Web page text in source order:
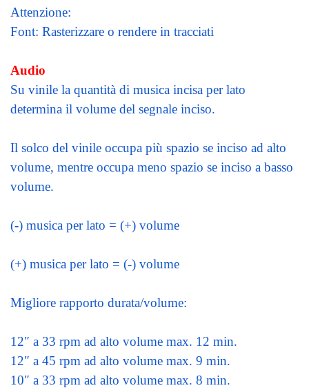
Attenzione:
Font: Rasterizzare o rendere in tracciati
Audio
Su vinile la quantità di musica incisa per lato
determina il volume del segnale inciso.
Il solco del vinile occupa più spazio se inciso ad alto
volume, mentre occupa meno spazio se inciso a basso
volume.
(-) musica per lato = (+) volume
(+) musica per lato = (-) volume
Migliore rapporto durata/volume:
12″ a 33 rpm ad alto volume max. 12 min.
12″ a 45 rpm ad alto volume max. 9 min.
10″ a 33 rpm ad alto volume max. 8 min.